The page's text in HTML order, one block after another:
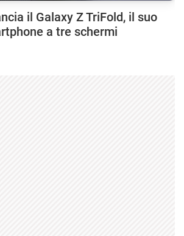
il Galaxy Z TriFold, il suo
a tre schermi